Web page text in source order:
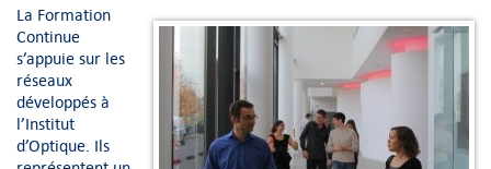
La Formation
Continue
s’appuie sur les
réseaux
développés à
l’Institut
d’Optique. Ils